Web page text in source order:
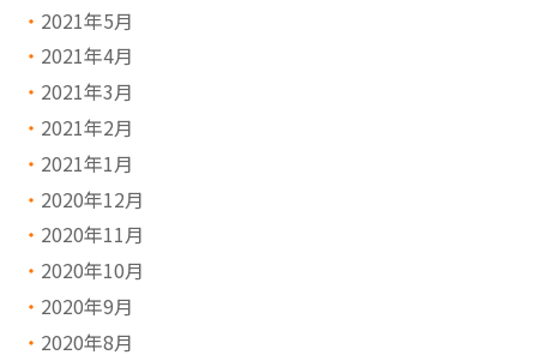
2021年5月
2021年4月
2021年3月
2021年2月
2021年1月
2020年12月
2020年11月
2020年10月
2020年9月
2020年8月